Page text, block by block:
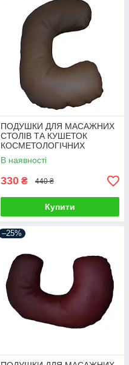
ПОДУШКИ ДЛЯ МАСАЖНИХ
СТОЛІВ ТА КУШЕТОК
КОСМЕТОЛОГІЧНИХ
В наявності
330 ₴ 440 ₴
Купити
–25%